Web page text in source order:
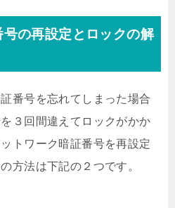
の再設定とロックの解
番号を忘れてしまった場合
３回間違えてロックがかか
トワーク暗証番号を再設定
方法は下記の２つです。